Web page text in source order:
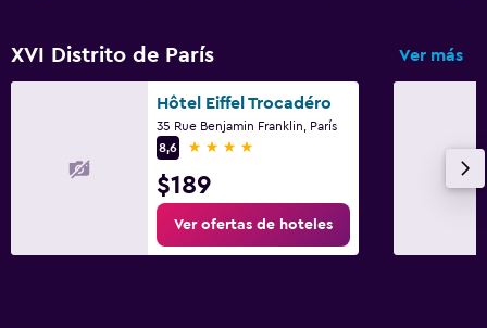
XVI Distrito de París Ver más
Hôtel Eiffel Trocadéro
35 Rue Benjamin Franklin, París
8,6
4 estrellas
$189
Ver ofertas de hoteles